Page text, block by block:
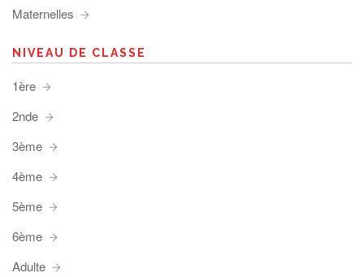
Maternelles
NIVEAU DE CLASSE
1ère
2nde
3ème
4ème
5ème
6ème
Adulte